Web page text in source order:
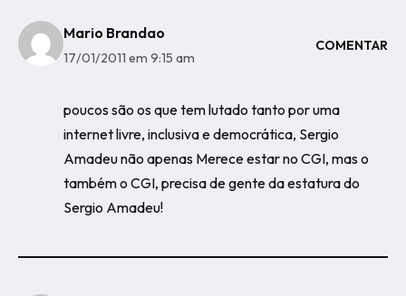
Mario Brandao
17/01/2011 em 9:15 am
COMENTAR
poucos são os que tem lutado tanto por uma
internet livre, inclusiva e democrática, Sergio
Amadeu não apenas Merece estar no CGI, mas o
também o CGI, precisa de gente da estatura do
Sergio Amadeu!